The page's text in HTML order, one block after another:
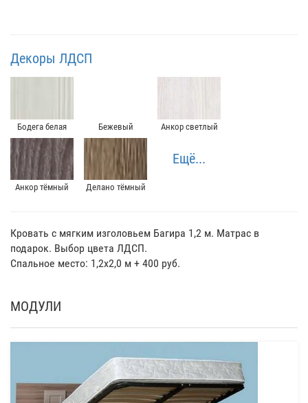
Декоры ЛДСП
Бодега белая Бежевый Анкор светлый
Анкор тёмный Делано тёмный
Ещё...
Кровать с мягким изголовьем Багира 1,2 м. Матрас в
подарок. Выбор цвета ЛДСП.
Спальное место: 1,2х2,0 м + 400 руб.
МОДУЛИ